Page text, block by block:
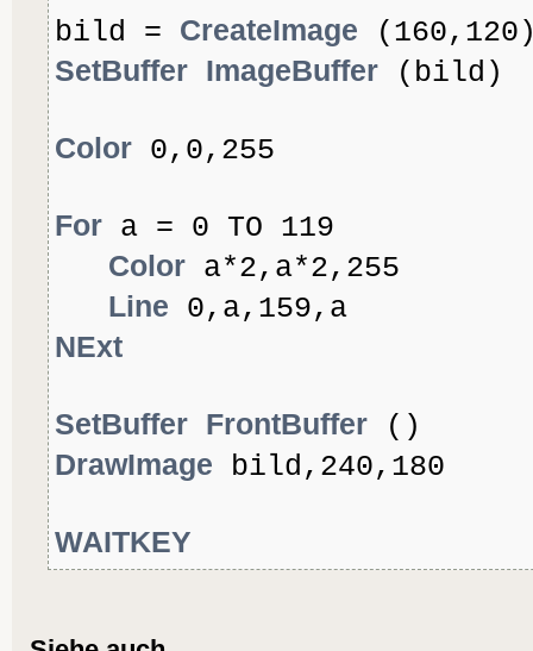
bild = CreateImage
SetBuffer ImageBuffer (bild)
Color 0,0,255
For a = 0 TO 119
Color a*2,a*2,255
Line 0,a,159,a
NExt
SetBuffer FrontBuffer ()
DrawImage bild,240,180
WAITKEY